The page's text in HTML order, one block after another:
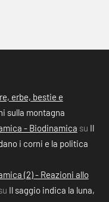
erbe, bestie e
sulla montagna
- Biodinamica su Il
i corni e la politica
(2) - Reazioni allo
Il saggio indica la luna,